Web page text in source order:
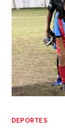
DEPORTES